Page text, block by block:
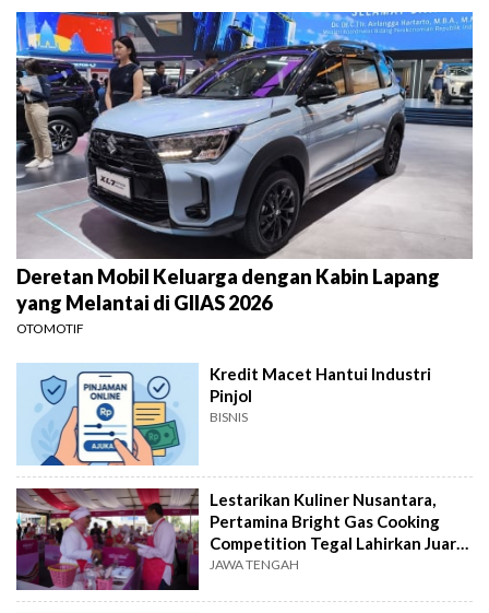
Deretan Mobil Keluarga dengan Kabin Lapang
yang Melantai di GIIAS 2026
OTOMOTIF
Kredit Macet Hantui Industri
Pinjol
BISNIS
Lestarikan Kuliner Nusantara,
Pertamina Bright Gas Cooking
Competition Tegal Lahirkan Juara
Baru
JAWA TENGAH